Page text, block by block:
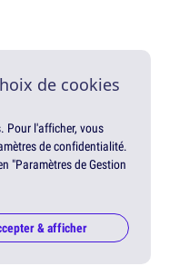
de cookies
Pour l'afficher, vous
de confidentialité.
"Paramètres de Gestion
& afficher